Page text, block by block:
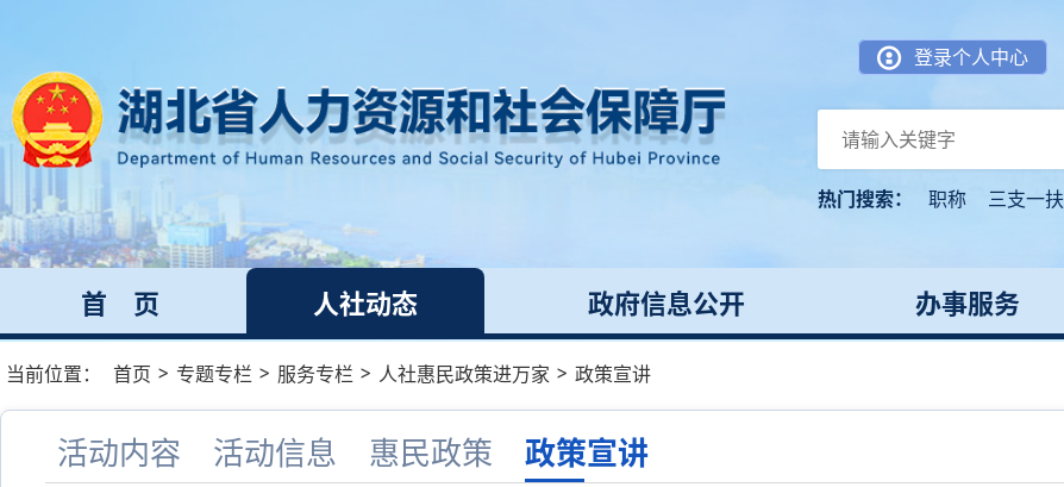
登录个人中心
热门搜索： 职称 三支一扶
首 页 人社动态 政府信息公开 办事服务
当前位置： 首页 > 专题专栏 > 服务专栏 > 人社惠民政策进万家 > 政策宣讲
活动内容 活动信息 惠民政策 政策宣讲